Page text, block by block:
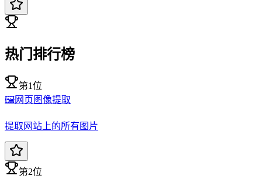
热门排行榜
第1位
🖼️网页图像提取
提取网站上的所有图片
第2位